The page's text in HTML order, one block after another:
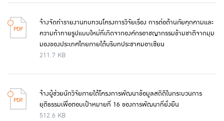
จ้างจัดทำรายงานทบทวนโครงการวิจัยเรื่อง การต่อต้านภัยคุกคามและ
ความท้าทายรูปแบบใหม่ที่เกิดจากองค์กรอาชญากรรมข้ามชาติจากมุม
มองของประเทศไทยภายใต้บริบทประชาคมอาเซียน
211.7 KB
จ้างผู้ช่วยนักวิจัยภายใต้โครงการพัฒนาข้อมูลสถิติในกระบวนการ
ยุติธรรมเพื่อตอบเป้าหมายที่ 16 ของการพัฒนาที่ยั่งยืน
512.6 KB